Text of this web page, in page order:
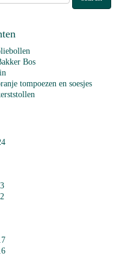
Bos
tompoezen en soesjes